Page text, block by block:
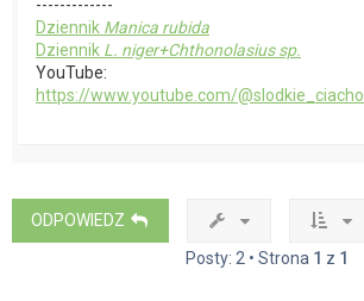
-------------
Dziennik Manica rubida
Dziennik L. niger+Chthonolasius sp.
YouTube:
https://www.youtube.com/@slodkie_ciacho
ODPOWIEDZ
Posty: 2 • Strona 1 z 1